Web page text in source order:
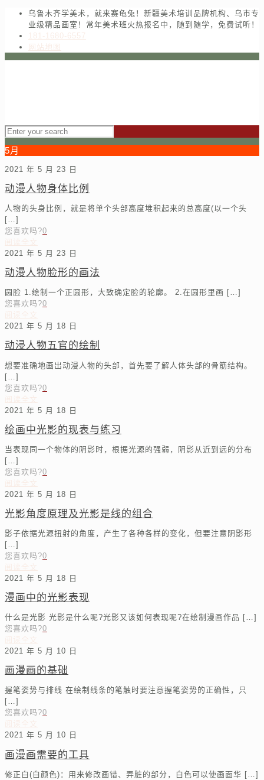
乌鲁木齐学美术，就来赛龟兔！新疆美术培训品牌机构、乌市专
业级精品画室！常年美术班火热报名中，随到随学，免费试听！
181-1680-6557
网站地图
5月
2021 年 5 月 23 日
动漫人物身体比例
人物的头身比例，就是将单个头部高度堆积起来的总高度(以一个头
[…]
您喜欢吗?0
阅读全文
2021 年 5 月 23 日
动漫人物脸形的画法
圆脸 1.绘制一个正圆形，大致确定脸的轮廓。 2.在圆形里画 […]
您喜欢吗?0
阅读全文
2021 年 5 月 18 日
动浸人物五官的绘制
想要准确地画出动漫人物的头部，首先要了解人体头部的骨筋结构。
[…]
您喜欢吗?0
阅读全文
2021 年 5 月 18 日
绘画中光影的现表与练习
当表现同一个物体的阴影时，根据光源的强弱，阴影从近到远的分布
[…]
您喜欢吗?0
阅读全文
2021 年 5 月 18 日
光影角度原理及光影是线的组合
影子依据光源扭射的角度，产生了各种各样的变化，但要注意阴影形
[…]
您喜欢吗?0
阅读全文
2021 年 5 月 18 日
漫画中的光影表现
什么是光影 光影是什么呢?光影又该如何表现呢?在绘制漫画作品 […]
您喜欢吗?0
阅读全文
2021 年 5 月 10 日
画漫画的基础
握笔姿势与排线 在绘制线条的笔触时要注意握笔姿势的正确性，只
[…]
您喜欢吗?0
阅读全文
2021 年 5 月 10 日
画漫画需要的工具
修正白(白颜色)：用来修改画错、弄脏的部分，白色可以使画面华 […]